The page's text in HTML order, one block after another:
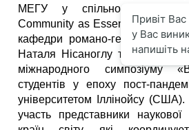
МЕГУ у спільному
Community as Essential Pro-
кафедри романо-германської
Наталя Нісаноглу та Діана
міжнародного симпозіуму
студентів у епоху пост-
університетом Іллінойсу (США).
участь представники наукової